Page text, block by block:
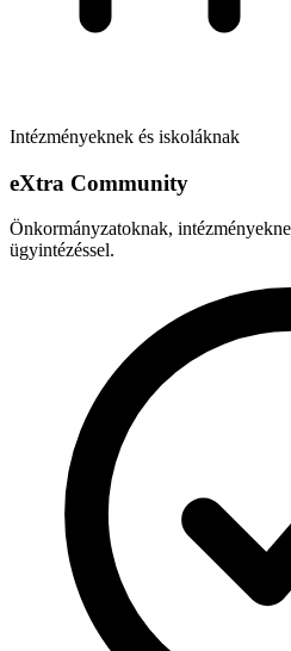
Intézményeknek és iskoláknak
eXtra Community
Önkormányzatoknak,
ügyintézéssel.